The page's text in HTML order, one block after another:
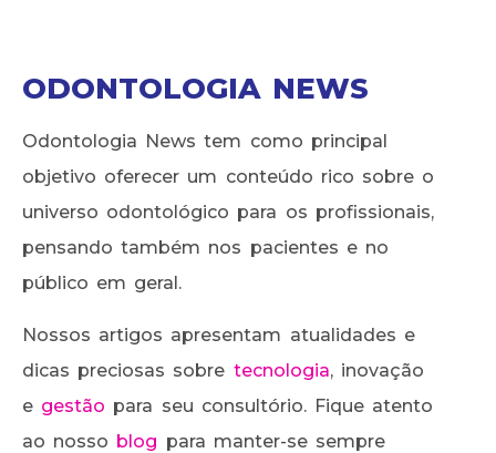
ODONTOLOGIA NEWS
Odontologia News tem como principal
objetivo oferecer um conteúdo rico sobre o
universo odontológico para os profissionais,
pensando também nos pacientes e no
público em geral.
Nossos artigos apresentam atualidades e
dicas preciosas sobre tecnologia, inovação
e gestão para seu consultório. Fique atento
ao nosso blog para manter-se sempre